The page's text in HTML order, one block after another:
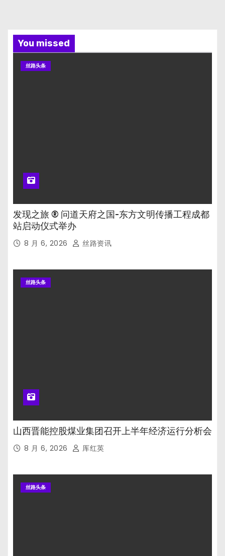
You missed
丝路头条
发现之旅 ® 问道天府之国-东方文明传播工程成都
站启动仪式举办
8 月 6, 2026 丝路资讯
丝路头条
山西晋能控股煤业集团召开上半年经济运行分析会
8 月 6, 2026 厍红英
丝路头条